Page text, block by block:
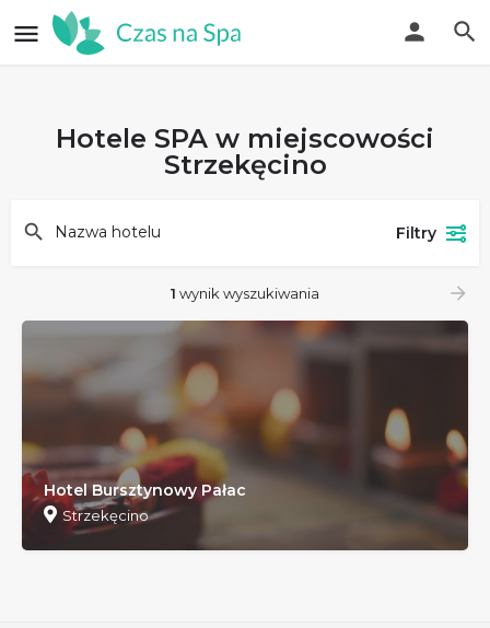
Hotele SPA w miejscowości
Strzekęcino​
Filtry
1 wynik wyszukiwania
Hotel Bursztynowy Pałac
Strzekęcino